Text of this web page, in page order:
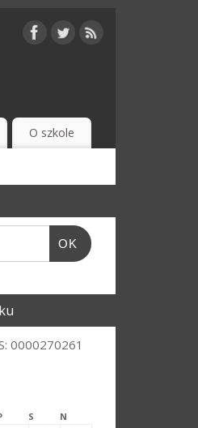
O szkole
OK
0000270261
S N